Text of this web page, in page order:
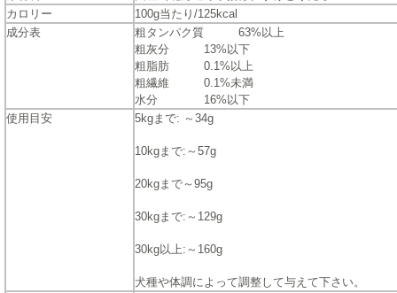
カロリー
100g当たり/125kcal
成分表
粗タンパク質 63%以上
粗灰分 13%以下
粗脂肪 0.1%以上
粗繊維 0.1%未満
水分 16%以下
使用目安
5kgまで: ～34g
10kgまで:～57g
20kgまで～95g
30kgまで:～129g
30kg以上:～160g
犬種や体調によって調整して与えて下さい。